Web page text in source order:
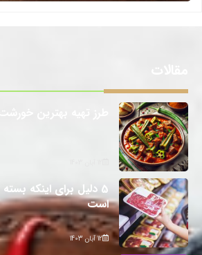
5 دلیل برای اینکه
است
12 آبان 1403